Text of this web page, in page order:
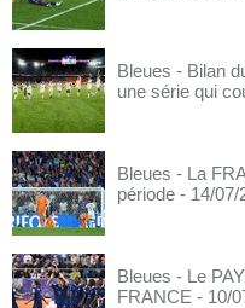
Bleues - Bilan
une série qui
Bleues - La
période - 14/07/
Bleues - Le
FRANCE - 10/